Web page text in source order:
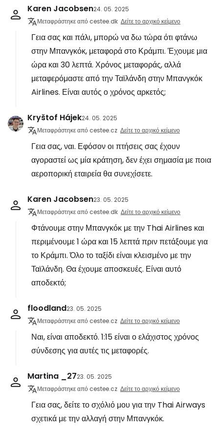
Karen Jacobsen24. 05. 2025
Μεταφράστηκε από cestee.dk Δείτε το αρχικό κείμενο
Γεια σας και πάλι, μπορώ να δω τώρα ότι φτάνω
στην Μπανγκόκ, μεταφορά στο Κράμπι. Έχουμε μια
ώρα και 30 λεπτά. Χρόνος μεταφοράς, αλλά
μεταφερόμαστε από την Ταϊλάνδη στην Μπανγκόκ
Airlines. Είναι αυτός ο χρόνος αρκετός;
Kryštof Hájek24. 05. 2025
Μεταφράστηκε από cestee.cz Δείτε το αρχικό κείμενο
Γεια σας, ναι. Εφόσον οι πτήσεις σας έχουν
αγοραστεί ως μία κράτηση, δεν έχει σημασία με ποια
αεροπορική εταιρεία θα συνεχίσετε.
Karen Jacobsen23. 05. 2025
Μεταφράστηκε από cestee.dk Δείτε το αρχικό κείμενο
Φτάνουμε στην Μπανγκόκ με την Thai Airlines και
περιμένουμε 1 ώρα και 15 λεπτά πριν πετάξουμε για
το Κράμπι. Όλο το ταξίδι είναι κλεισμένο με την
Ταϊλάνδη. Θα έχουμε αποσκευές. Είναι αυτό
αποδεκτό;
floodland23. 05. 2025
Μεταφράστηκε από cestee.cz Δείτε το αρχικό κείμενο
Ναι, είναι αποδεκτό. 1:15 είναι ο ελάχιστος χρόνος
σύνδεσης για αυτές τις μεταφορές.
Martina _2723. 05. 2025
Μεταφράστηκε από cestee.cz Δείτε το αρχικό κείμενο
Γεια σας, δείτε το σχόλιό μου για την Thai Airways
σχετικά με την αλλαγή στην Μπανγκόκ.